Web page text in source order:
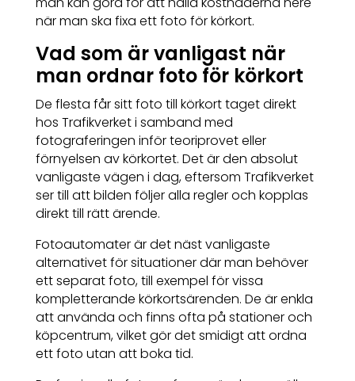
när man ska fixa ett foto för körkort.
Vad som är vanligast när
man ordnar foto för körkort
De flesta får sitt foto till körkort taget direkt
hos Trafikverket i samband med
fotograferingen inför teoriprovet eller
förnyelsen av körkortet. Det är den absolut
vanligaste vägen i dag, eftersom Trafikverket
ser till att bilden följer alla regler och kopplas
direkt till rätt ärende.
Fotoautomater är det näst vanligaste
alternativet för situationer där man behöver
ett separat foto, till exempel för vissa
kompletterande körkortsärenden. De är enkla
att använda och finns ofta på stationer och
köpcentrum, vilket gör det smidigt att ordna
ett foto utan att boka tid.